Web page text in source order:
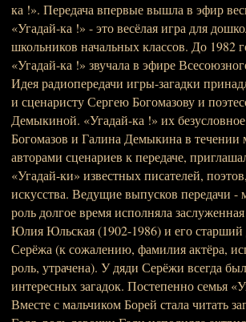
ка !». Передача впервые вышла в эфир
«Угадай-ка !» - это весёлая игра для
школьников начальных классов. До 1982
«Угадай-ка !» звучала в эфире
Идея радиопередачи игры-загадки
и сценаристу Сергею Богомазову и
Демыкиной. «Угадай-ка !» их
Богомазов и Галина Демыкина в течении
авторами сценариев к передаче,
«Угадай-ки» известных писателей,
искусства. Ведущие выпусков передачи -
роль долгое время исполняла
Юлия Юльская (1902-1986) и его старший
Серёжа (к сожалению, фамилия актёра,
роль, утрачена). У дяди Серёжи всегда
интересных загадок. Постепенно семья
Вместе с мальчиком Борей стала читать